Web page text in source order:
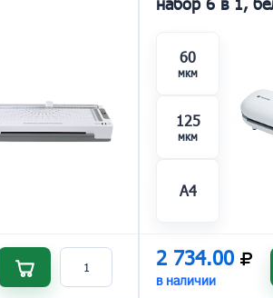
60
мкм
125
мкм
A4
2 734.00
в наличии